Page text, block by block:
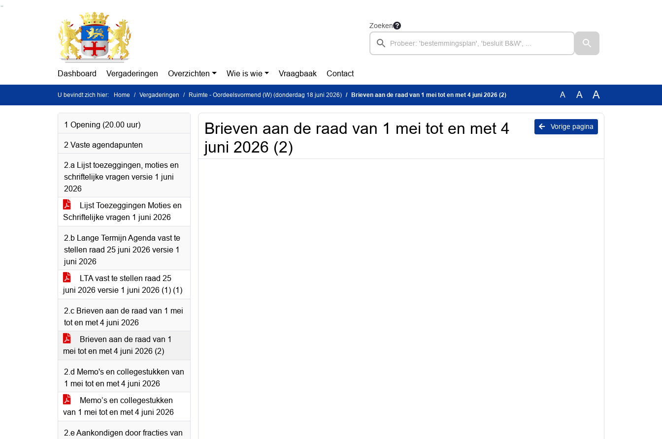
Ga naar de inhoud van deze pagina
Zoeken
Dashboard Vergaderingen Overzichten Wie is wie Vraagbaak Contact
U bevindt zich hier: Home Vergaderingen Ruimte - Oordeelsvormend (W) (donderdag 18 juni 2026) Brieven aan de raad van 1 mei tot en met 4 juni 2026 (2) A A A
1 Opening (20.00 uur)
2 Vaste agendapunten
2.a Lijst toezeggingen, moties en
schriftelijke vragen versie 1 juni
2026
Lijst Toezeggingen Moties en
Schriftelijke vragen 1 juni 2026
2.b Lange Termijn Agenda vast te
stellen raad 25 juni 2026 versie 1
juni 2026
LTA vast te stellen raad 25
juni 2026 versie 1 juni 2026 (1) (1)
2.c Brieven aan de raad van 1 mei
tot en met 4 juni 2026
Brieven aan de raad van 1
mei tot en met 4 juni 2026 (2)
2.d Memo's en collegestukken van
1 mei tot en met 4 juni 2026
Memo’s en collegestukken
van 1 mei tot en met 4 juni 2026
2.e Aankondigen door fracties van
Vorige pagina
Brieven aan de raad van 1 mei tot en met 4
juni 2026 (2)